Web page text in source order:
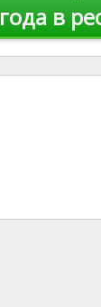
года в